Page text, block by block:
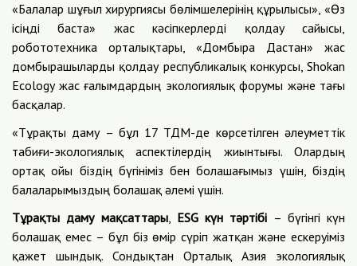
«Балалар шұғыл хирургиясы бөлімшелерінің құрылысы», «Өз
ісіңді баста» жас кәсіпкерлерді қолдау сайысы,
робототехника орталықтары, «Домбыра Дастан» жас
домбырашыларды қолдау республикалық конкурсы, Shokan
Ecology жас ғалымдардың экологиялық форумы және тағы
басқалар.
«Тұрақты даму – бұл 17 ТДМ-де көрсетілген әлеуметтік
табиғи-экологиялық аспектілердің жиынтығы. Олардың
ортақ ойы біздің бүгініміз бен болашағымыз үшін, біздің
балаларымыздың болашақ әлемі үшін.
Тұрақты даму мақсаттары, ESG күн тәртібі – бүгінгі күн
болашақ емес – бұл біз өмір сүріп жатқан және ескеруіміз
қажет шындық. Сондықтан Орталық Азия экологиялық